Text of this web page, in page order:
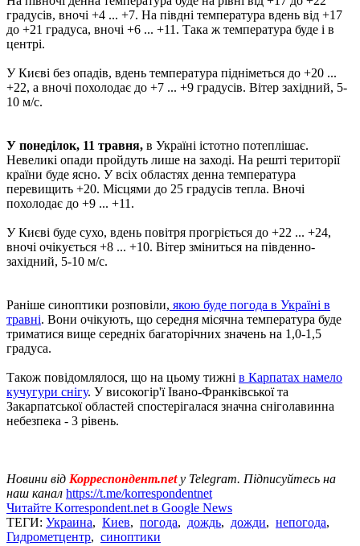
градусів, вночі +4 ... +7. На півдні температура вдень від +17
до +21 градуса, вночі +6 ... +11. Така ж температура буде і в
центрі.
У Києві без опадів, вдень температура підніметься до +20 ...
+22, а вночі похолодає до +7 ... +9 градусів. Вітер західний, 5-
10 м/с.
У понеділок, 11 травня, в Україні істотно потеплішає.
Невеликі опади пройдуть лише на заході. На решті території
країни буде ясно. У всіх областях денна температура
перевищить +20. Місцями до 25 градусів тепла. Вночі
похолодає до +9 ... +11.
У Києві буде сухо, вдень повітря прогріється до +22 ... +24,
вночі очікується +8 ... +10. Вітер зміниться на південно-
західний, 5-10 м/с.
Раніше синоптики розповіли, якою буде погода в Україні в
травні. Вони очікують, що середня місячна температура буде
триматися вище середніх багаторічних значень на 1,0-1,5
градуса.
Також повідомлялося, що на цьому тижні в Карпатах намело
кучугури снігу. У високогір'ї Івано-Франківської та
Закарпатської областей спостерігалася значна сніголавинна
небезпека - 3 рівень.
Новини від Корреспондент.net у Telegram. Підписуйтесь на
наш канал https://t.me/korrespondentnet
Читайте Korrespondent.net в Google News
ТЕГИ: Украина, Киев, погода, дождь, дожди, непогода,
Гидрометцентр, синоптики